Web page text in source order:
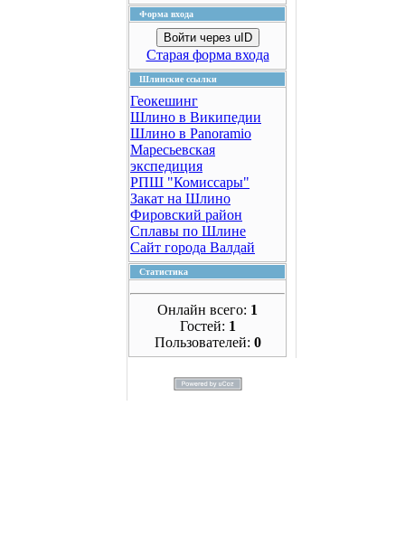
Форма входа
Войти через uID
Старая форма входа
Шлинские ссылки
Геокешинг
Шлино в Википедии
Шлино в Panoramio
Маресьевская
экспедиция
РПШ "Комиссары"
Закат на Шлино
Фировский район
Сплавы по Шлине
Сайт города Валдай
Статистика
Онлайн всего: 1
Гостей: 1
Пользователей: 0